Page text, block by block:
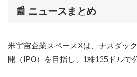
📰 ニュースまとめ
米宇宙企業スペースXは、ナスダッ
開（IPO）を目指し、1株135ドルで